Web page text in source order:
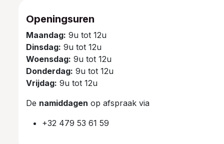
Openingsuren
Maandag: 9u tot 12u
Dinsdag: 9u tot 12u
Woensdag: 9u tot 12u
Donderdag: 9u tot 12u
Vrijdag: 9u tot 12u
De namiddagen op afspraak via
+32 479 53 61 59